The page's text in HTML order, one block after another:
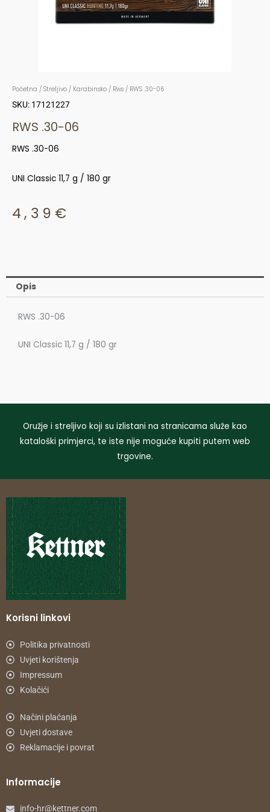
Početna / Streljivo / Karabinsko / Rws / RWS .30-06
SKU: 17121227
RWS .30-06
RWS .30-06
UNI Classic 11,7 g / 180 gr
4,39 €
Opis
RWS .30-06
UNI Classic 11,7 g / 180 gr
Oružje i streljivo koji su izlistani na stranicama služe kao
kataloški primjerci, te iste nije moguće kupiti putem web
trgovine.
Korisni linkovi
Politika privatnosti
Uvjeti korištenja
Impressum
Kolačići
Načini plaćanja
Uvjeti dostave
Reklamacije i povrat
Informacije
info-hr@kettner.com